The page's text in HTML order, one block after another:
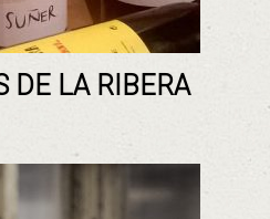
DE LA RIBERA